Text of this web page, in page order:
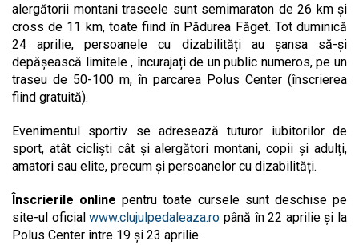
alergătorii montani traseele sunt semimaraton de 26 km și
cross de 11 km, toate fiind în Pădurea Făget. Tot duminică
24 aprilie, persoanele cu dizabilități au șansa să-și
depășească limitele , încurajați de un public numeros, pe un
traseu de 50-100 m, în parcarea Polus Center (înscrierea
fiind gratuită).
Evenimentul sportiv se adresează tuturor iubitorilor de
sport, atât cicliști cât și alergători montani, copii și adulți,
amatori sau elite, precum și persoanelor cu dizabilități.
Înscrierile online pentru toate cursele sunt deschise pe
site-ul oficialwww.clujulpedaleaza.ro până în 22 aprilie și la
Polus Center între 19 și 23 aprilie.